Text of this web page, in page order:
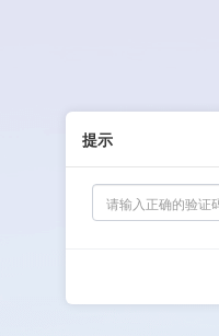
提示